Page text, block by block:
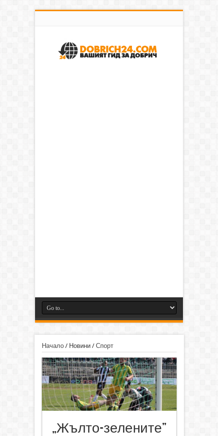
Начало/ Новини/ Спорт
„Жълто-зелените”